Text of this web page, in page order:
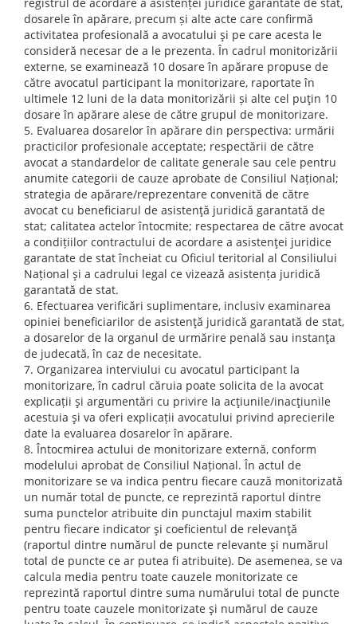
dosarele în apărare, precum și alte acte care confirmă
activitatea profesională a avocatului şi pe care acesta le
consideră necesar de a le prezenta. În cadrul monitorizării
externe, se examinează 10 dosare în apărare propuse de
către avocatul participant la monitorizare, raportate în
ultimele 12 luni de la data monitorizării și alte cel puţin 10
dosare în apărare alese de către grupul de monitorizare.
Evaluarea dosarelor în apărare din perspectiva: urmării
practicilor profesionale acceptate; respectării de către
avocat a standardelor de calitate generale sau cele pentru
anumite categorii de cauze aprobate de Consiliul Național;
strategia de apărare/reprezentare convenită de către
avocat cu beneficiarul de asistenţă juridică garantată de
stat; calitatea actelor întocmite; respectarea de către avocat
a condițiilor contractului de acordare a asistenţei juridice
garantate de stat încheiat cu Oficiul teritorial al Consiliului
Național şi a cadrului legal ce vizează asistența juridică
garantată de stat.
Efectuarea verificări suplimentare, inclusiv examinarea
opiniei beneficiarilor de asistenţă juridică garantată de stat,
a dosarelor de la organul de urmărire penală sau instanţa
de judecată, în caz de necesitate.
Organizarea interviului cu avocatul participant la
monitorizare, în cadrul căruia poate solicita de la avocat
explicații şi argumentări cu privire la acţiunile/inacţiunile
acestuia şi va oferi explicații avocatului privind aprecierile
date la evaluarea dosarelor în apărare.
Întocmirea actului de monitorizare externă, conform
modelului aprobat de Consiliul Național. În actul de
monitorizare se va indica pentru fiecare cauză monitorizată
un număr total de puncte, ce reprezintă raportul dintre
suma punctelor atribuite din punctajul maxim stabilit
pentru fiecare indicator şi coeficientul de relevanţă
(raportul dintre numărul de puncte relevante şi numărul
total de puncte ce ar putea fi atribuite). De asemenea, se va
calcula media pentru toate cauzele monitorizate ce
reprezintă raportul dintre suma numărului total de puncte
pentru toate cauzele monitorizate şi numărul de cauze